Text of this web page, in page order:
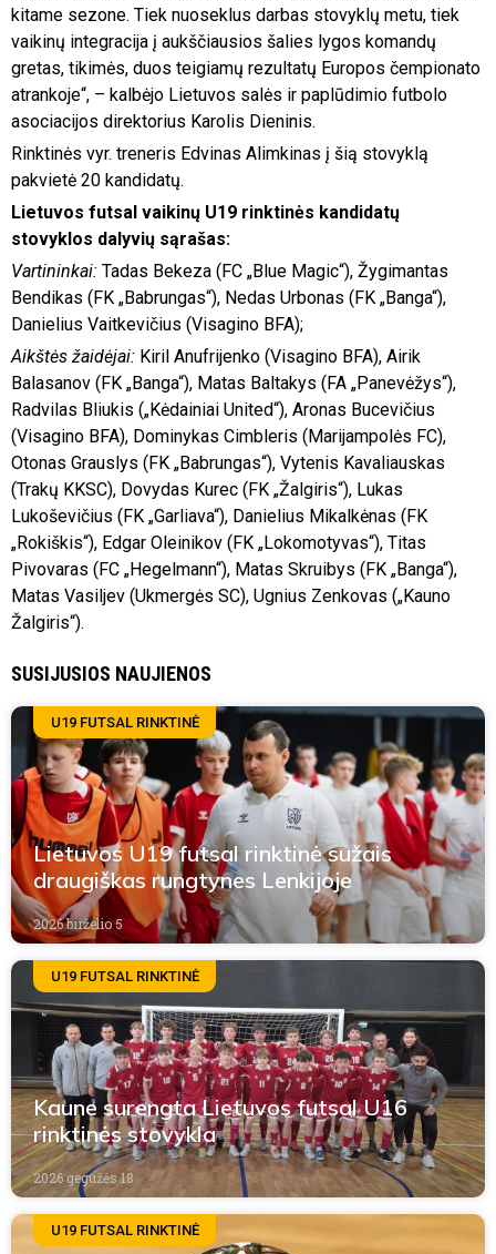
kitame sezone. Tiek nuoseklus darbas stovyklų metu, tiek
vaikinų integracija į aukščiausios šalies lygos komandų
gretas, tikimės, duos teigiamų rezultatų Europos čempionato
atrankoje“, – kalbėjo Lietuvos salės ir paplūdimio futbolo
asociacijos direktorius Karolis Dieninis.
Rinktinės vyr. treneris Edvinas Alimkinas į šią stovyklą
pakvietė 20 kandidatų.
Lietuvos futsal vaikinų U19 rinktinės kandidatų
stovyklos dalyvių sąrašas:
Vartininkai: Tadas Bekeza (FC „Blue Magic“), Žygimantas
Bendikas (FK „Babrungas“), Nedas Urbonas (FK „Banga“),
Danielius Vaitkevičius (Visagino BFA);
Aikštės žaidėjai: Kiril Anufrijenko (Visagino BFA), Airik
Balasanov (FK „Banga“), Matas Baltakys (FA „Panevėžys“),
Radvilas Bliukis („Kėdainiai United“), Aronas Bucevičius
(Visagino BFA), Dominykas Cimbleris (Marijampolės FC),
Otonas Grauslys (FK „Babrungas“), Vytenis Kavaliauskas
(Trakų KKSC), Dovydas Kurec (FK „Žalgiris“), Lukas
Lukoševičius (FK „Garliava“), Danielius Mikalkėnas (FK
„Rokiškis“), Edgar Oleinikov (FK „Lokomotyvas“), Titas
Pivovaras (FC „Hegelmann“), Matas Skruibys (FK „Banga“),
Matas Vasiljev (Ukmergės SC), Ugnius Zenkovas („Kauno
Žalgiris“).
SUSIJUSIOS NAUJIENOS
U19 FUTSAL RINKTINĖ
Lietuvos U19 futsal rinktinė sužais
draugiškas rungtynes Lenkijoje
2026 birželio 5
U19 FUTSAL RINKTINĖ
Kaune surengta Lietuvos futsal U16
rinktinės stovykla
2026 gegužės 18
U19 FUTSAL RINKTINĖ